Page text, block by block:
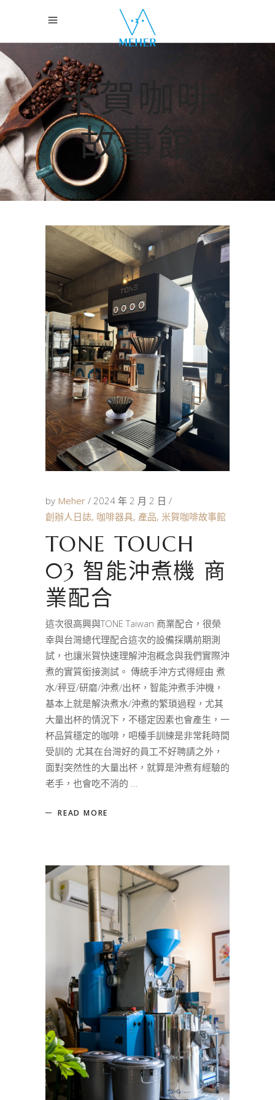
米賀咖啡
故事館
by Meher
2024 年 2 月 2 日
創辦人日誌, 咖啡器具, 產品, 米賀咖啡故事館
TONE TOUCH
03 智能沖煮機 商
業配合
這次很高興與TONE Taiwan 商業配合，很榮
幸與台灣總代理配合這次的設備採購前期測
試，也讓米賀快速理解沖泡概念與我們實際沖
煮的實質銜接測試。 傳統手沖方式得經由 煮
水/秤豆/研磨/沖煮/出杯，智能沖煮手沖機，
基本上就是解決煮水/沖煮的繁瑣過程，尤其
大量出杯的情況下，不穩定因素也會產生，一
杯品質穩定的咖啡，吧檯手訓練是非常耗時間
受訓的 尤其在台灣好的員工不好聘請之外，
面對突然性的大量出杯，就算是沖煮有經驗的
老手，也會吃不消的
READ MORE